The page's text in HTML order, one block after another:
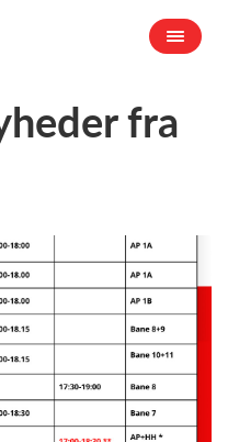
fra